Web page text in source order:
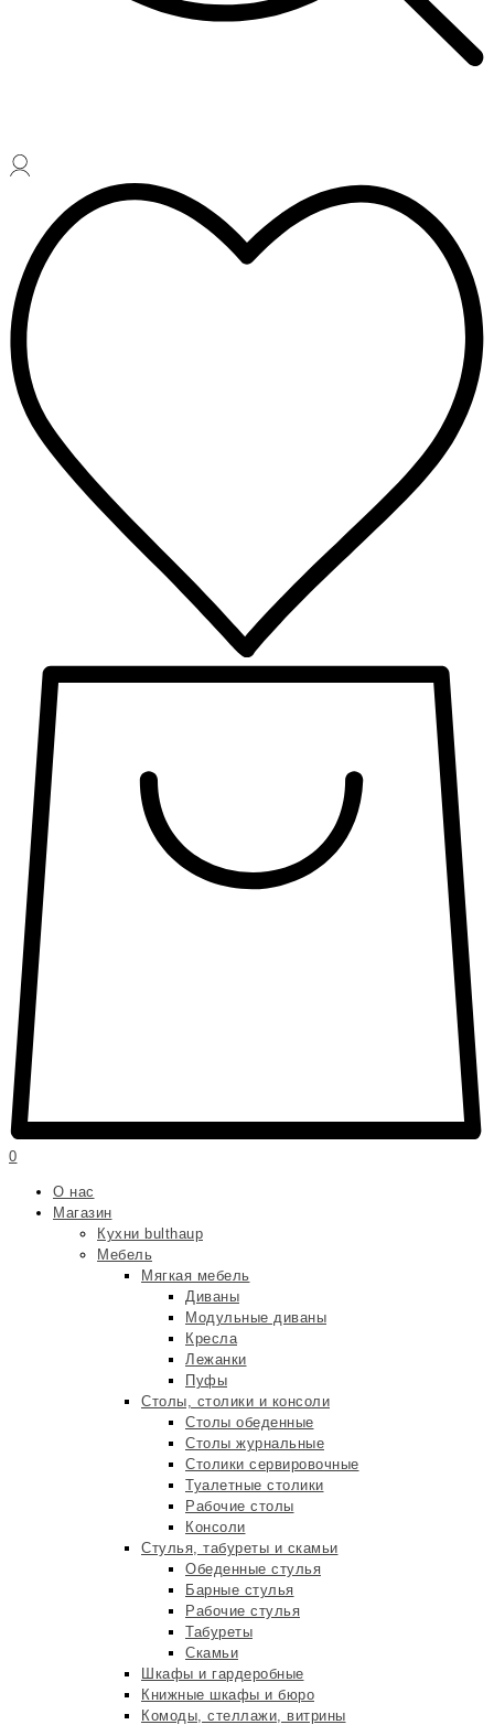
0
О нас
Магазин
Кухни bulthaup
Мебель
Мягкая мебель
Диваны
Модульные диваны
Кресла
Лежанки
Пуфы
Столы, столики и консоли
Столы обеденные
Столы журнальные
Столики сервировочные
Туалетные столики
Рабочие столы
Консоли
Стулья, табуреты и скамьи
Обеденные стулья
Барные стулья
Рабочие стулья
Табуреты
Скамьи
Шкафы и гардеробные
Книжные шкафы и бюро
Комоды, стеллажи, витрины